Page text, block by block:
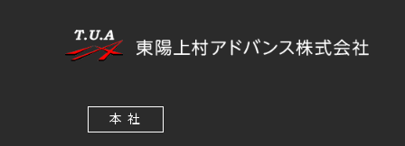
本 社